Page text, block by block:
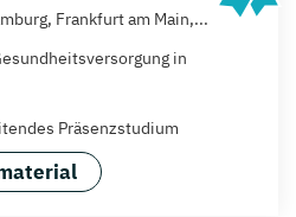
Frankfurt am Main,...
in
Präsenzstudium